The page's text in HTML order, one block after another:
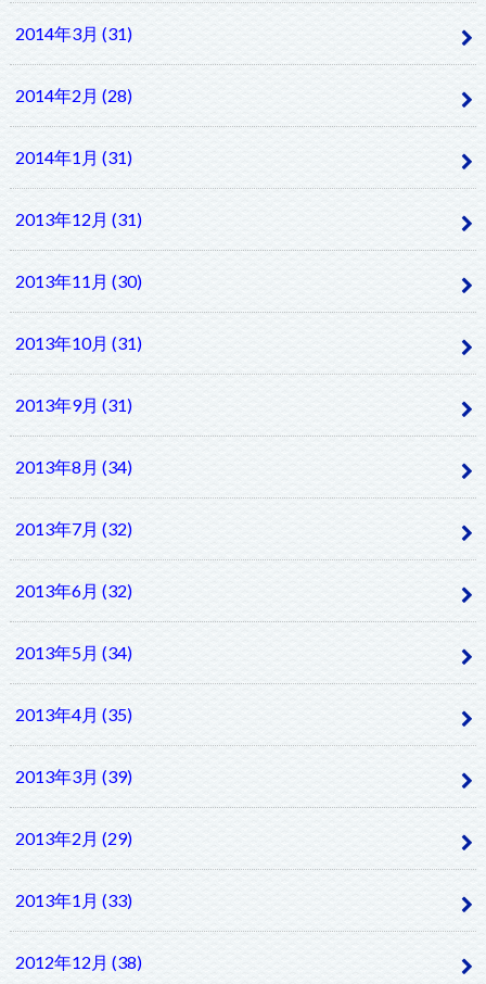
2014年3月 (31)
2014年2月 (28)
2014年1月 (31)
2013年12月 (31)
2013年11月 (30)
2013年10月 (31)
2013年9月 (31)
2013年8月 (34)
2013年7月 (32)
2013年6月 (32)
2013年5月 (34)
2013年4月 (35)
2013年3月 (39)
2013年2月 (29)
2013年1月 (33)
2012年12月 (38)